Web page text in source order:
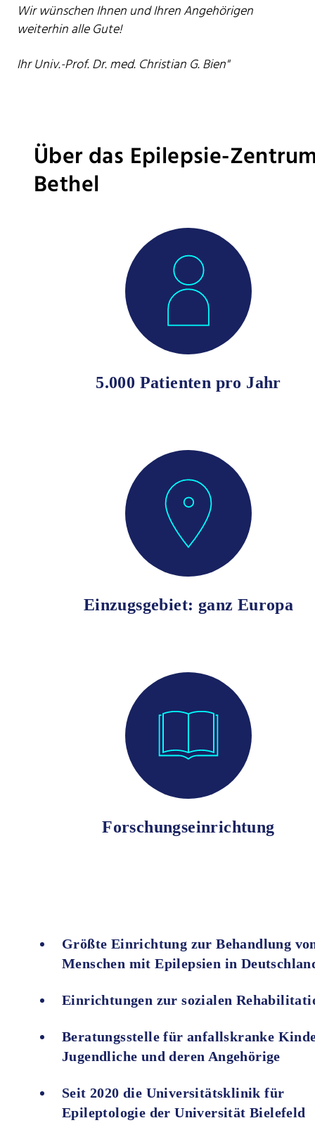
Wir wünschen Ihnen und Ihren Angehörigen
weiterhin alle Gute!
Ihr Univ.-Prof. Dr. med. Christian G. Bien"
Über das Epilepsie-
Bethel
5.000 Patienten pro Jahr
Einzugsgebiet: ganz Europa
Forschungseinrichtung
Größte Einrichtung zur Behandlung
Menschen mit Epilepsien in
Einrichtungen zur sozialen
Beratungsstelle für anfallskranke
Jugendliche und deren Angehörige
Seit 2020 die Universitätsklinik für
Epileptologie der Universität Bielefeld